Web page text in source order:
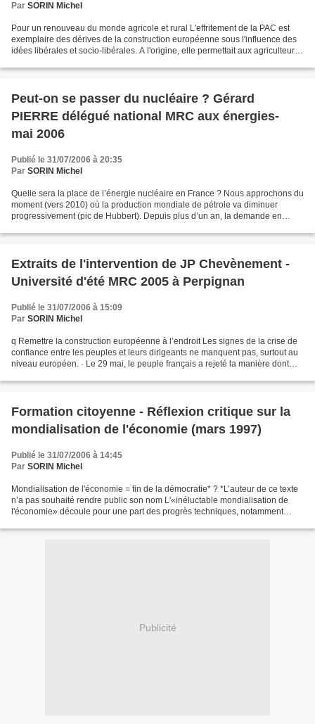
Par SORIN Michel
Pour un renouveau du monde agricole et rural L'effritement de la PAC est
exemplaire des dérives de la construction européenne sous l'influence des
idées libérales et socio-libérales. A l'origine, elle permettait aux agriculteurs
Peut-on se passer du nucléaire ? Gérard
PIERRE délégué national MRC aux énergies-
mai 2006
Publié le 31/07/2006 à 20:35
Par SORIN Michel
Quelle sera la place de l’énergie nucléaire en France ? Nous approchons du
moment (vers 2010) où la production mondiale de pétrole va diminuer
progressivement (pic de Hubbert). Depuis plus d’un an, la demande en
Extraits de l'intervention de JP Chevènement -
Université d'été MRC 2005 à Perpignan
Publié le 31/07/2006 à 15:09
Par SORIN Michel
q Remettre la construction européenne à l’endroit Les signes de la crise de
confiance entre les peuples et leurs dirigeants ne manquent pas, surtout au
niveau européen. · Le 29 mai, le peuple français a rejeté la manière dont
Formation citoyenne - Réflexion critique sur la
mondialisation de l'économie (mars 1997)
Publié le 31/07/2006 à 14:45
Par SORIN Michel
Mondialisation de l'économie = fin de la démocratie* ? *L’auteur de ce texte
n’a pas souhaité rendre public son nom L'«inéluctable mondialisation de
l'économie» découle pour une part des progrès techniques, notamment
Publicité